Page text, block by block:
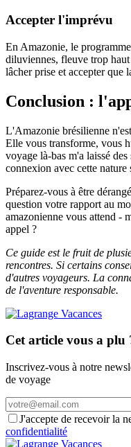
Accepter l'imprévu
En Amazonie, le
diluviennes, fleuve trop
lâcher prise et accepter que
Conclusion :
L'Amazonie brésilienne
Elle vous transforme, vous
voyage là-bas m'a laissé
connexion avec cette nature
Préparez-vous à être
question votre rapport au
amazonienne vous attend -
appel ?
Ce guide est le fruit de
rencontres. Si certains
d'autres voyageurs. La
de l'aventure responsable.
Cet article vous a plu
Inscrivez-vous à notre
de voyage
J'accepte de recevoir la
confidentialité